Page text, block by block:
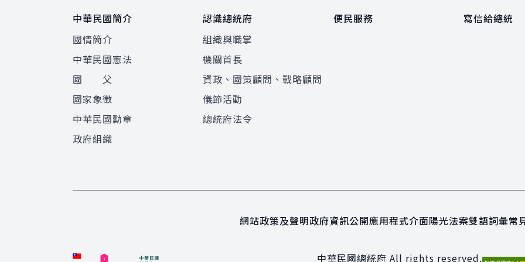
中華民國簡介
國情簡介
中華民國憲法
國 父
國家象徵
中華民國勳章
政府組織
認識總統府
組織與職掌
機關首長
資政、國策顧問、戰略顧問
儀節活動
總統府法令
便民服務 寫信給總統
網站政策及聲明政府資訊公開應用程式介面陽光法案雙語詞彙常
中華民國總統府 All rights reserved.